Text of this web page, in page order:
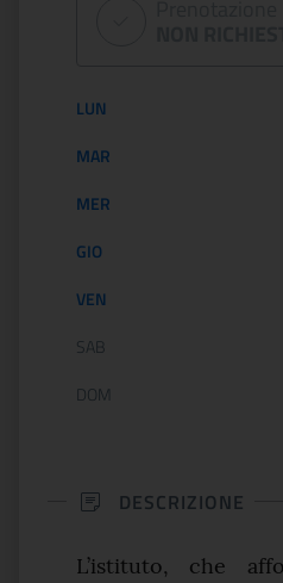
Orario di
LUN
MAR
MER
GIO
VEN
SAB
DOM
DESCRIZIONE
L’istituto, che